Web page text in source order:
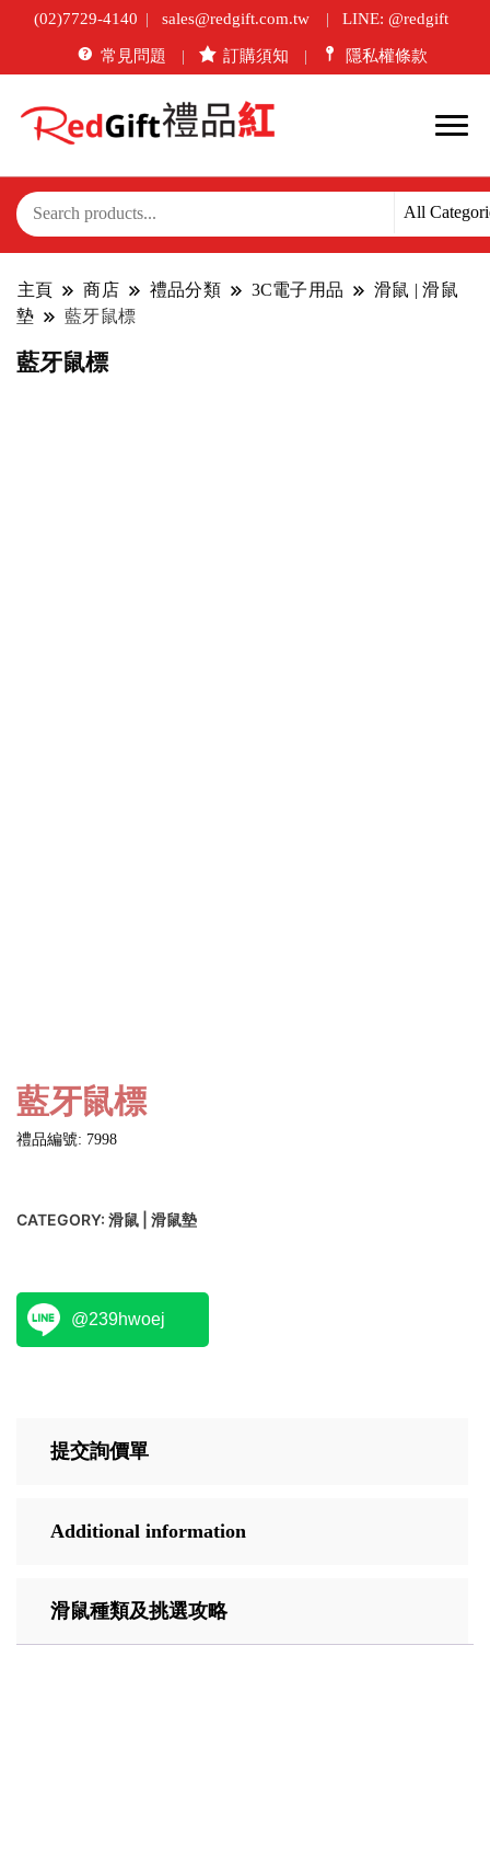
(02)7729-4140 sales@redgift.com.tw LINE: @redgift
常見問題 訂購須知 隱私權條款
主頁 商店 禮品分類 3C電子用品
滑鼠 | 滑鼠
墊
藍牙鼠標
藍牙鼠標
藍牙鼠標
禮品編號: 7998
CATEGORY: 滑鼠 | 滑鼠墊
@239hwoej
提交詢價單
Additional information
滑鼠種類及挑選攻略